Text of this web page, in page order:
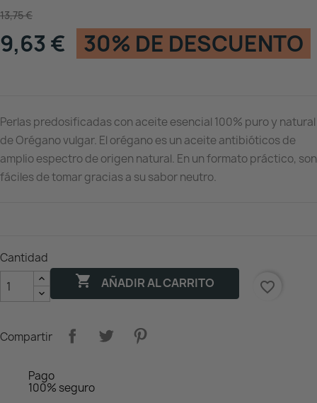
13,75 €
9,63 € 30% DE DESCUENTO
Perlas predosificadas con aceite esencial 100% puro y natural
de Orégano vulgar. El orégano es un aceite antibióticos de
amplio espectro de origen natural. En un formato práctico, son
fáciles de tomar gracias a su sabor neutro.
Cantidad
 AÑADIR AL CARRITO favorite_border
Compartir
Pago
100% seguro